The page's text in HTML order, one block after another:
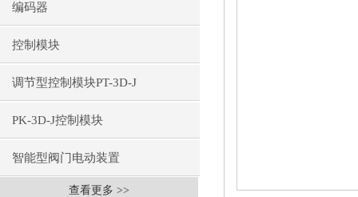
编码器
控制模块
调节型控制模块PT-3D-J
PK-3D-J控制模块
智能型阀门电动装置
查看更多 >>